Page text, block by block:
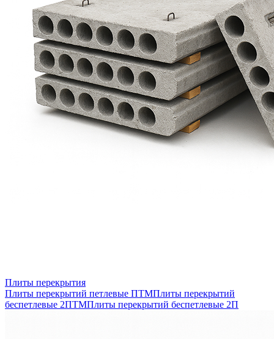
Плиты перекрытия
Плиты перекрытий петлевые ПТМПлиты перекрытий
беспетлевые 2ПТМПлиты перекрытий беспетлевые 2П